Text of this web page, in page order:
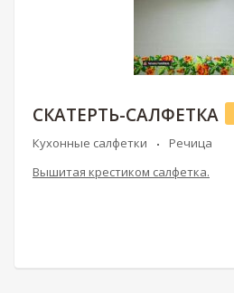
СКАТЕРТЬ-САЛФЕТКА
Кухонные салфетки
Речица
Вышитая крестиком салфетка.